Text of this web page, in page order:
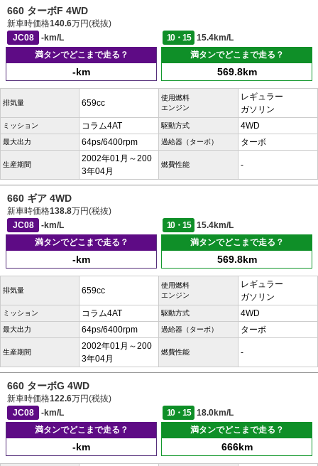
660 ターボF 4WD
新車時価格140.6万円(税抜)
JC08
-km/L 10・15
15.4km/L
満タンでどこまで走る？
-km
満タンでどこまで走る？
569.8km
排気量 659cc
使用燃料
エンジン
レギュラー
ガソリン
ミッション コラム4AT 駆動方式 4WD
最大出力 64ps/6400rpm 過給器（ターボ） ターボ
生産期間
2002年01月～200
3年04月
燃費性能 -
660 ギア 4WD
新車時価格138.8万円(税抜)
JC08
-km/L 10・15
15.4km/L
満タンでどこまで走る？
-km
満タンでどこまで走る？
569.8km
排気量 659cc
使用燃料
エンジン
レギュラー
ガソリン
ミッション コラム4AT 駆動方式 4WD
最大出力 64ps/6400rpm 過給器（ターボ） ターボ
生産期間
2002年01月～200
3年04月
燃費性能 -
660 ターボG 4WD
新車時価格122.6万円(税抜)
JC08
-km/L 10・15
18.0km/L
満タンでどこまで走る？
-km
満タンでどこまで走る？
666km